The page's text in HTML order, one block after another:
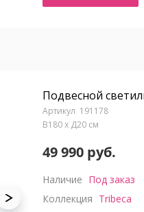
Подвесной
191178
В180 x Д20 см
49 990 руб.
Наличие Под заказ
Коллекция Tribeca